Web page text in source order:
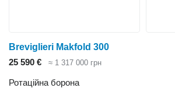
Breviglieri Makfold 300
25 590 €
≈ 1 317 000 грн
Ротаційна борона